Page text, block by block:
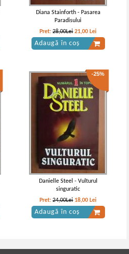
Diana Stainforth - Pasarea
Paradisului
Pret:28,00Lei 21,00 Lei
Adaugă în coș
-25%
Danielle Steel - Vulturul
singuratic
Pret:24,00Lei 18,00 Lei
Adaugă în coș